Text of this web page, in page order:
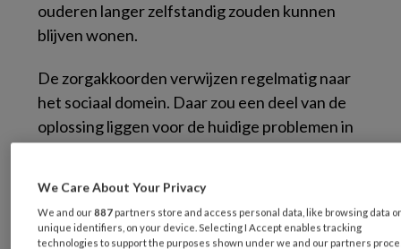
ouderen langer zelfstandig zouden kunnen
blijven wonen.
De zorgakkoorden verwijzen regelmatig naar
het sociaal domein. Daar zou een deel van de
oplossing liggen voor de huidige problemen in
positioneren: https://​www.​sociaalwerkneder​
land.​nl/​actueel/​landelijke-akkoorden. Terecht
We Care About Your Privacy
We and our887 partners store and access personal data, like browsing data
unique identifiers, on your device. Selecting I Accept enables tracking
technologies to support the purposes shown under we and our partners